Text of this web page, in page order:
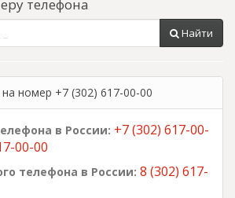
телефона
Найти
номер +7 (302) 617-00-00
в России: +7 (302) 617-00-
00-00
телефона в России: 8 (302) 617-